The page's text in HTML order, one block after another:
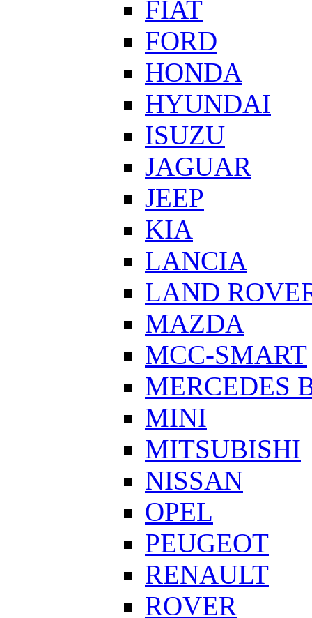
FIAT
FORD
HONDA
HYUNDAI
ISUZU
JAGUAR
JEEP
KIA
LANCIA
LAND
MAZDA
MCC-SMART
MERCEDES
MINI
MITSUBISHI
NISSAN
OPEL
PEUGEOT
RENAULT
ROVER